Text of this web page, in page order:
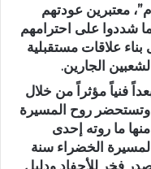
معتبرين عودتهم
شددوا على احترامهم
علاقات مستقبلية
الجارين.
فنياً مؤثراً من خلال
وتستحضر روح المسيرة
ما روته إحدى
الخضراء سنة